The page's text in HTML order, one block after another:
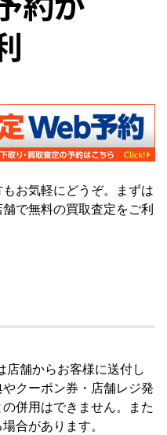
お気軽にどうぞ。まずは
で無料の買取査定をご利
店舗からお客様に送付し
クーポン券・店舗レジ発
併用はできません。また
合があります。